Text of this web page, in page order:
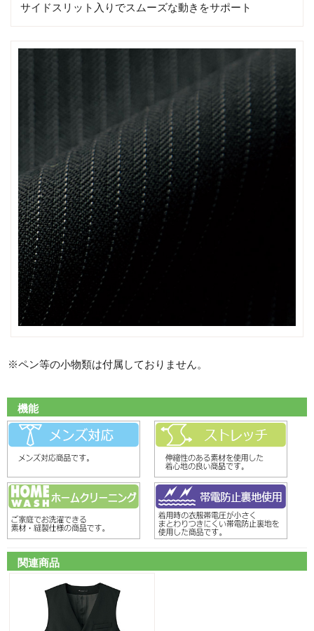
サイドスリット入りでスムーズな動きをサポート
※ペン等の小物類は付属しておりません。
機能
関連商品